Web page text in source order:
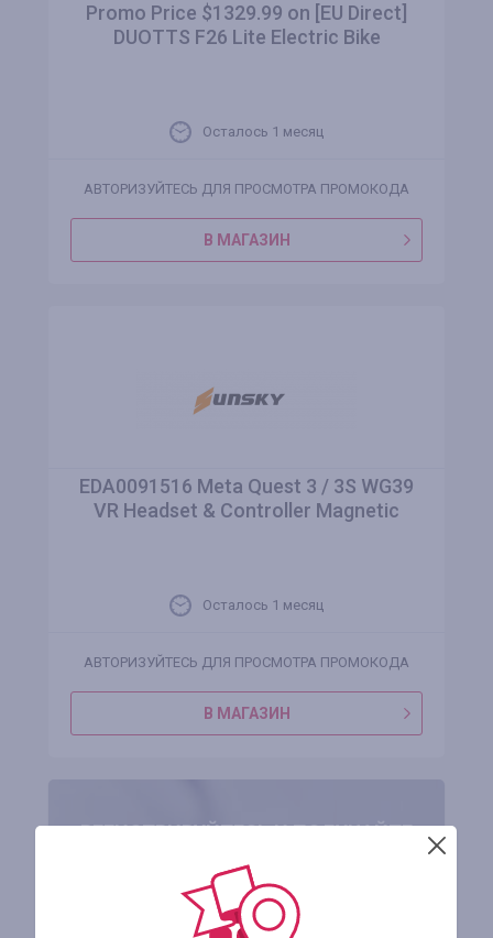
Promo Price $1329.99 on [EU Direct]
DUOTTS F26 Lite Electric Bike
Осталось 1 месяц
АВТОРИЗУЙТЕСЬ ДЛЯ ПРОСМОТРА ПРОМОКОДА
В МАГАЗИН
EDA0091516 Meta Quest 3 / 3S WG39
VR Headset & Controller Magnetic
Осталось 1 месяц
АВТОРИЗУЙТЕСЬ ДЛЯ ПРОСМОТРА ПРОМОКОДА
В МАГАЗИН
РЕГИСТРИРУЙТЕСЬ И ПОЛУЧАЙТЕ
ЗА ПОКУПКИ ДЕНЬГИ ОБРАТНО